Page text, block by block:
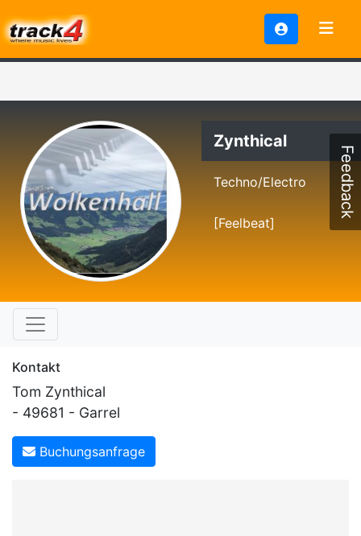
Zynthical
Techno/Electro
[Feelbeat]
Kontakt
Tom Zynthical
- 49681 - Garrel
Buchungsanfrage
Feedback